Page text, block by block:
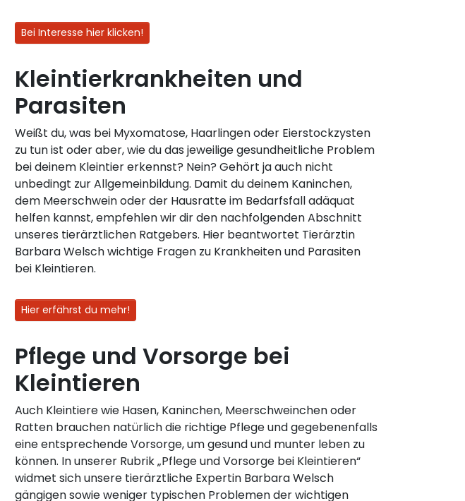
Bei Interesse hier klicken!
Kleintierkrankheiten und
Parasiten
Weißt du, was bei Myxomatose, Haarlingen oder Eierstockzysten
zu tun ist oder aber, wie du das jeweilige gesundheitliche Problem
bei deinem Kleintier erkennst? Nein? Gehört ja auch nicht
unbedingt zur Allgemeinbildung. Damit du deinem Kaninchen,
dem Meerschwein oder der Hausratte im Bedarfsfall adäquat
helfen kannst, empfehlen wir dir den nachfolgenden Abschnitt
unseres tierärztlichen Ratgebers. Hier beantwortet Tierärztin
Barbara Welsch wichtige Fragen zu Krankheiten und Parasiten
bei Kleintieren.
Hier erfährst du mehr!
Pflege und Vorsorge bei
Kleintieren
Auch Kleintiere wie Hasen, Kaninchen, Meerschweinchen oder
Ratten brauchen natürlich die richtige Pflege und gegebenenfalls
eine entsprechende Vorsorge, um gesund und munter leben zu
können. In unserer Rubrik „Pflege und Vorsorge bei Kleintieren“
widmet sich unsere tierärztliche Expertin Barbara Welsch
gängigen sowie weniger typischen Problemen der wichtigen